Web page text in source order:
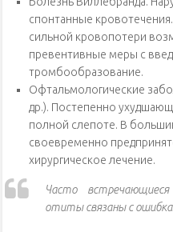
спонтанные
сильной кровопотери
превентивные меры с
тромбообразование.
Офтальмологические
др.). Постепенно
полной слепоте. В
своевременно
хирургическое лечение.
Часто
отиты связаны с